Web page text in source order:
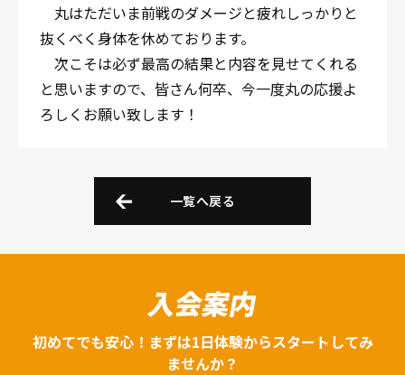
丸はただいま前戦のダメージと疲れしっかりと
抜くべく身体を休めております。
次こそは必ず最高の結果と内容を見せてくれる
と思いますので、皆さん何卒、今一度丸の応援よ
ろしくお願い致します！
一覧へ戻る
入会案内
初めてでも安心！まずは1日体験からスタートしてみ
ませんか？